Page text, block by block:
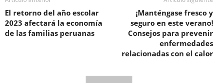
El retorno del año escolar
2023 afectará la economía
de las familias peruanas
¡Manténgase fresco y
seguro en este verano!
Consejos para prevenir
enfermedades
relacionadas con el calor